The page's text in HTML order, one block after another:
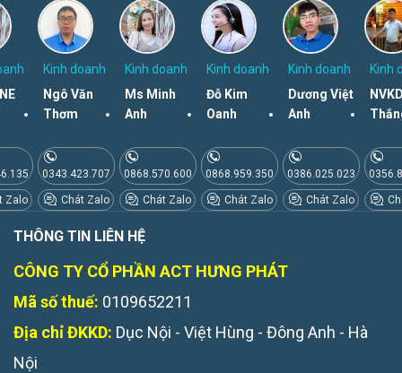
Zalo
Kinh doanh
Ngô Văn
Thơm
0343.423.707
Chát Zalo
Kinh doanh
Ms Minh
Anh
0868.570.600
Chát Zalo
Kinh doanh
Đỗ Kim
Oanh
0868.959.350
Chát Zalo
Kinh doanh
Dương Việt
Anh
0386.025.023
Chát Zalo
Kinh
THÔNG TIN LIÊN HỆ
CÔNG TY CỔ PHẦN ACT HƯNG PHÁT
Mã số thuế: 0109652211
Địa chỉ ĐKKD: Dục Nội - Việt Hùng - Đông Anh - Hà
Nội